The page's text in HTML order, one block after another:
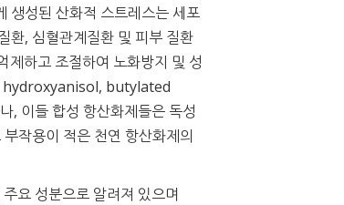
생성된 산화적 스트레스는 세포
환, 심혈관계질환 및 피부 질환
제하고 조절하여 노화방지 및 성
hydroxyanisol, butylated
이들 합성 항산화제들은 독성
작용이 적은 천연 항산화제의
요 성분으로 알려져 있으며